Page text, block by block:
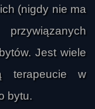
(nigdy nie ma
Jest wiele
terapeucie w
bytu.